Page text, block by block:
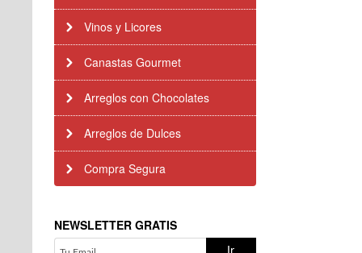
Vinos y Licores
Canastas Gourmet
Arreglos con Chocolates
Arreglos de Dulces
Compra Segura
NEWSLETTER GRATIS